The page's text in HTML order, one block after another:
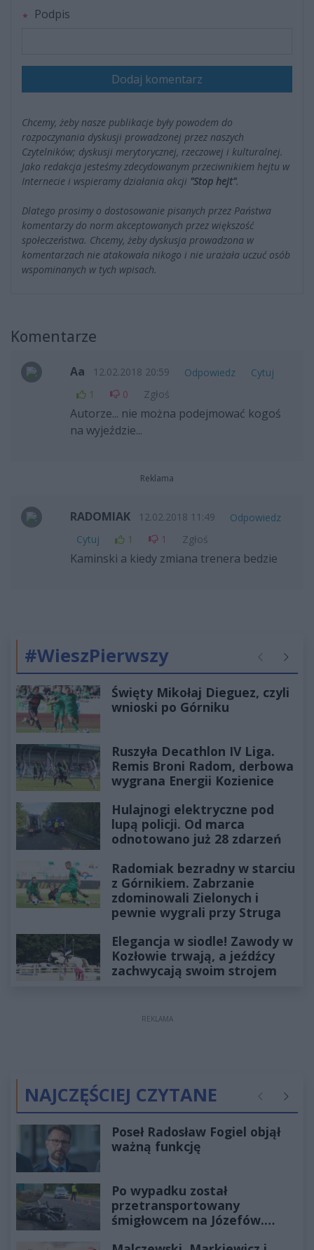
Podpis
Dodaj komentarz
Chcemy, żeby nasze publikacje były powodem do
rozpoczynania dyskusji prowadzonej przez naszych
Czytelników; dyskusji merytorycznej, rzeczowej i kulturalnej.
Jako redakcja jesteśmy zdecydowanym przeciwnikiem hejtu w
Internecie i wspieramy działania akcji "Stop hejt".
Dlatego prosimy o dostosowanie pisanych przez Państwa
komentarzy do norm akceptowanych przez większość
społeczeństwa. Chcemy, żeby dyskusja prowadzona w
komentarzach nie atakowała nikogo i nie urażała uczuć osób
wspominanych w tych wpisach.
Komentarze
Aa 12.02.2018 20:59 Odpowiedz
Cytuj
1
0 Zgłoś
Autorze... nie można podejmować kogoś
na wyjeździe...
Reklama
RADOMIAK 12.02.2018 11:49
Odpowiedz
Cytuj
1 1 Zgłoś
Kaminski a kiedy zmiana trenera bedzie
#WieszPierwszy Poprzednie
Święty Mikołaj Dieguez, czyli
wnioski po Górniku
Ruszyła Decathlon IV Liga.
Remis Broni Radom, derbowa
wygrana Energii Kozienice
Hulajnogi elektryczne pod
lupą policji. Od marca
odnotowano już 28 zdarzeń
Radomiak bezradny w starciu
z Górnikiem. Zabrzanie
zdominowali Zielonych i
pewnie wygrali przy Struga
Elegancja w siodle! Zawody w
Kozłowie trwają, a jeźdźcy
zachwycają swoim strojem
REKLAMA
NAJCZĘŚCIEJ CZYTANE Poprzednie
Poseł Radosław Fogiel objął
ważną funkcję
Po wypadku został
przetransportowany
śmigłowcem na Józefów.